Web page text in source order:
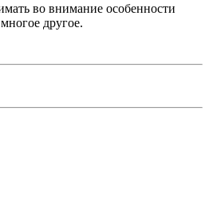
во внимание особенности
другое.